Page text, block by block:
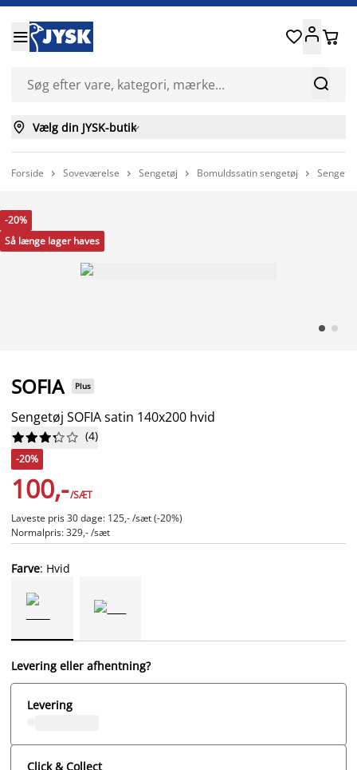


 
 Vælg din JYSK-butik
Forside  Soveværelse  Sengetøj  Bomuldssatin sengetøj 
-20%
Så længe lager haves
SOFIA Plus
Sengetøj SOFIA satin 140x200 hvid





 (4)
-20%
100,-/SÆT
Laveste pris 30 dage: 125,- /sæt (-20%)
Normalpris: 329,- /sæt
Farve: Hvid
Levering eller afhentning?
Levering
Click & Collect